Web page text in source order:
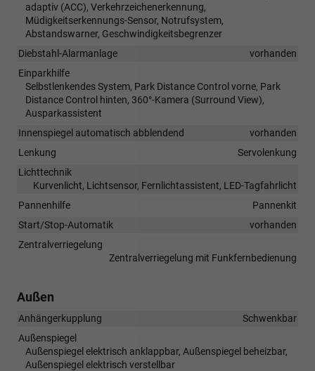
adaptiv (ACC), Verkehrzeichenerkennung,
Müdigkeitserkennungs-Sensor, Notrufsystem,
Abstandswarner, Geschwindigkeitsbegrenzer
Diebstahl-Alarmanlage
vorhanden
Einparkhilfe
Selbstlenkendes System, Park Distance Control vorne, Park
Distance Control hinten, 360°-Kamera (Surround View),
Ausparkassistent
Innenspiegel automatisch abblendend
vorhanden
Lenkung
Servolenkung
Lichttechnik
Kurvenlicht, Lichtsensor, Fernlichtassistent, LED-Tagfahrlicht
Pannenhilfe
Pannenkit
Start/Stop-Automatik
vorhanden
Zentralverriegelung
Zentralverriegelung mit Funkfernbedienung
Außen
Anhängerkupplung
Schwenkbar
Außenspiegel
Außenspiegel elektrisch anklappbar, Außenspiegel beheizbar,
Außenspiegel elektrisch verstellbar